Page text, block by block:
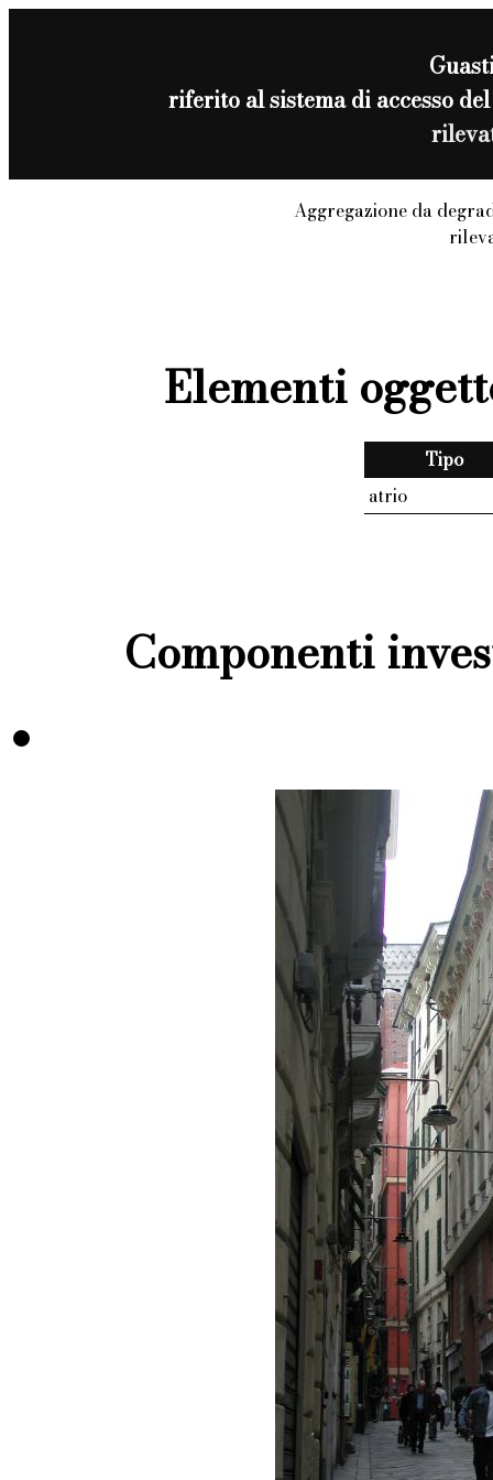
riferito al sistema di accesso
Aggregazione da
Elementi
Tipo
atrio
Componenti